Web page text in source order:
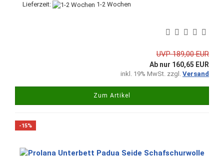
Lieferzeit: 1-2 Wochen
UVP 189,00 EUR
Ab nur 160,65 EUR
inkl. 19% MwSt. zzgl. Versand
Zum Artikel
-15%